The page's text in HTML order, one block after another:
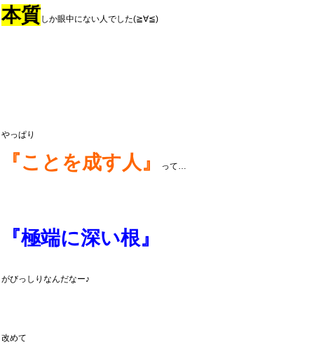
本質しか眼中にない人でした(≧∀≦)
やっぱり
『ことを成す人』 って…
『極端に深い根』
がびっしりなんだなー♪
改めて